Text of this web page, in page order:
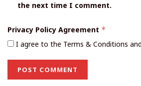
the next time I comment.
Privacy Policy Agreement *
I agree to the Terms & Conditions and